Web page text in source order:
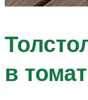
в